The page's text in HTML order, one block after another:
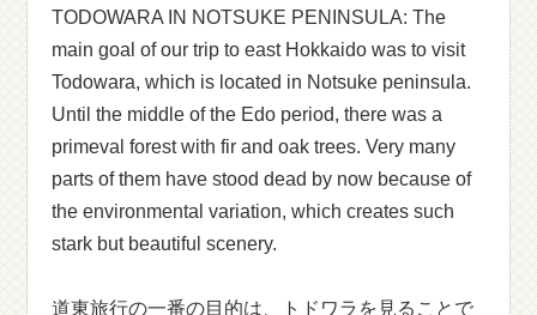
TODOWARA IN NOTSUKE PENINSULA: The
main goal of our trip to east Hokkaido was to visit
Todowara, which is located in Notsuke peninsula.
Until the middle of the Edo period, there was a
primeval forest with fir and oak trees. Very many
parts of them have stood dead by now because of
the environmental variation, which creates such
stark but beautiful scenery.
道東旅行の一番の目的は、トドワラを見ることで